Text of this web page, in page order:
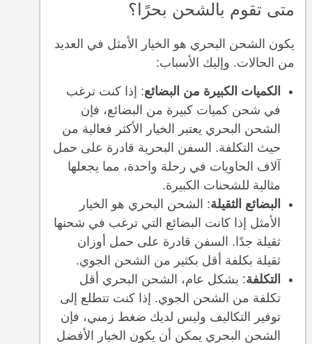
متى تقوم بالشحن بحرًا؟
يكون الشحن البحري هو الخيار الأمثل في العديد
من الحالات. وإليك الأسباب:
الكميات الكبيرة من البضائع: إذا كنت ترغب
في شحن كميات كبيرة من البضائع، فإن
الشحن البحري يعتبر الخيار الأكثر فعالية من
حيث التكلفة. السفن البحرية قادرة على حمل
آلاف الحاويات في رحلة واحدة، مما يجعلها
مثالية للشحنات الكبيرة.
البضائع الثقيلة: الشحن البحري هو الخيار
الأمثل إذا كانت البضائع التي ترغب في شحنها
ثقيلة جدًا. السفن قادرة على حمل أوزان
ثقيلة بكلفة أقل بكثير من الشحن الجوي.
التكلفة: بشكل عام، الشحن البحري أقل
تكلفة من الشحن الجوي. إذا كنت تتطلع إلى
توفير التكاليف وليس لديك ضغط زمني، فإن
الشحن البحري يمكن أن يكون الخيار الأفضل